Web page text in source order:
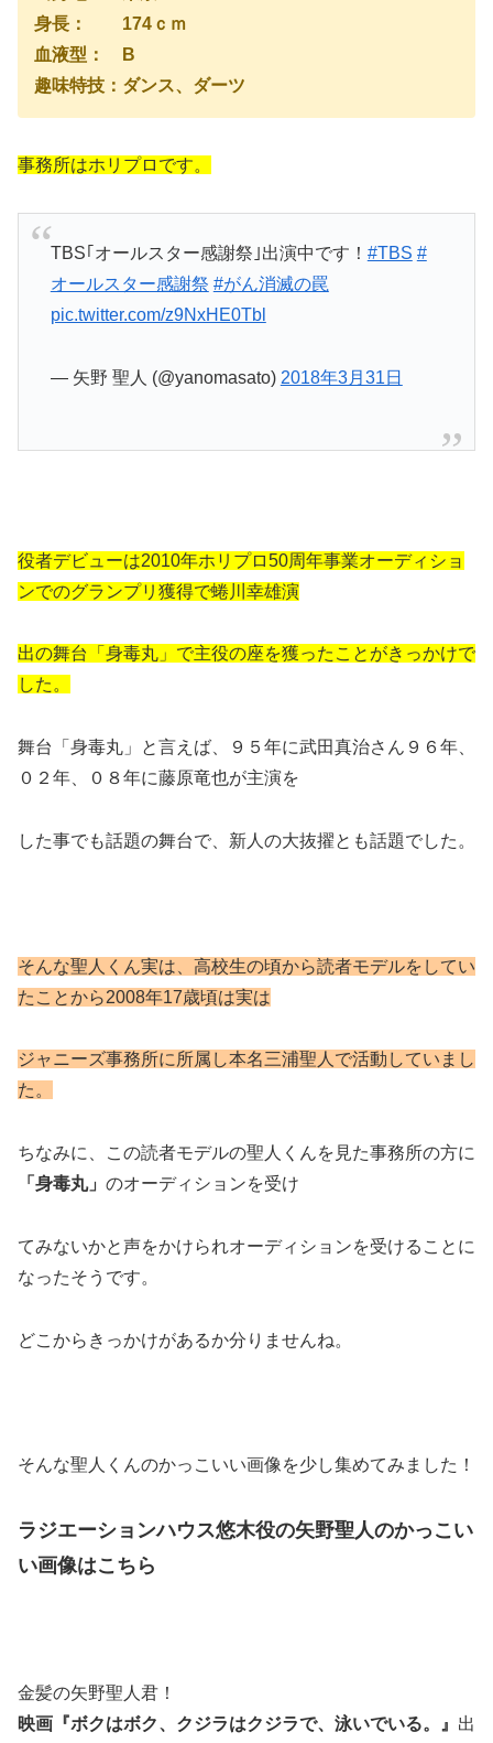
身長： 174ｃｍ
血液型： B
趣味特技：ダンス、ダーツ
事務所はホリプロです。
TBS｢オールスター感謝祭｣出演中です！ #TBS #
オールスター感謝祭 #がん消滅の罠
pic.twitter.com/z9NxHE0Tbl
— 矢野 聖人 (@yanomasato) 2018年3月31日
役者デビューは2010年ホリプロ50周年事業オーディショ
ンでのグランプリ獲得で蜷川幸雄演
出の舞台「身毒丸」で主役の座を獲ったことがきっかけで
した。
舞台「身毒丸」と言えば、９５年に武田真治さん９６年、
０２年、０８年に藤原竜也が主演を
した事でも話題の舞台で、新人の大抜擢とも話題でした。
そんな聖人くん実は、高校生の頃から読者モデルをしてい
たことから2008年17歳頃は実は
ジャニーズ事務所に所属し本名三浦聖人で活動していまし
た。
ちなみに、この読者モデルの聖人くんを見た事務所の方に
「身毒丸」 のオーディションを受け
てみないかと声をかけられオーディションを受けることに
なったそうです。
どこからきっかけがあるか分りませんね。
そんな聖人くんのかっこいい画像を少し集めてみました！
ラジエーションハウス悠木役の矢野聖人のかっこい
い画像はこちら
金髪の矢野聖人君！
映画『ボクはボク、クジラはクジラで、泳いでいる。』 出